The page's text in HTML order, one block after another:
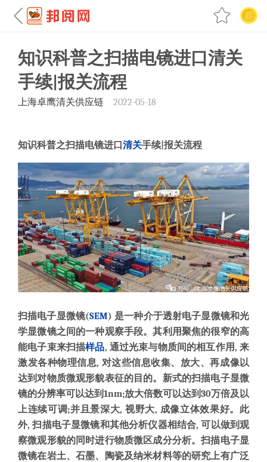
知识科普之扫描电镜进口清关
手续|报关流程
上海卓鹰清关供应链 2022-05-18
知识科普之扫描电镜进口 清关手续|报关流程
扫描电子显微镜(SEM) 是一种介于透射电子显微镜和光
学显微镜之间的一种观察手段。其利用聚焦的很窄的高
能电子束来扫描样品, 通过光束与物质间的相互作用,来
激发各种物理信息, 对这些信息收集、放大、再成像以
达到对物质微观形貌表征的目的。新式的扫描电子显微
镜的分辨率可以达到1nm;放大倍数可以达到30万倍及以
上连续可调;并且景深大,视野大, 成像立体效果好。此
外,扫描电子显微镜和其他分析仪器相结合,可以做到观
察微观形貌的同时进行物质微区成分分析。扫描电子显
微镜在岩土、石墨、陶瓷及纳米材料等的研究上有广泛